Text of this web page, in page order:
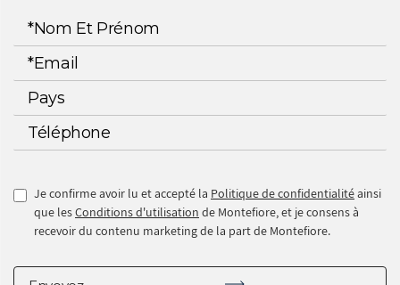
Je confirme avoir lu et accepté la Politique de confidentialitéainsi
que lesConditions d'utilisation de Montefiore, et je consens à
recevoir du contenu marketing de la part de Montefiore.